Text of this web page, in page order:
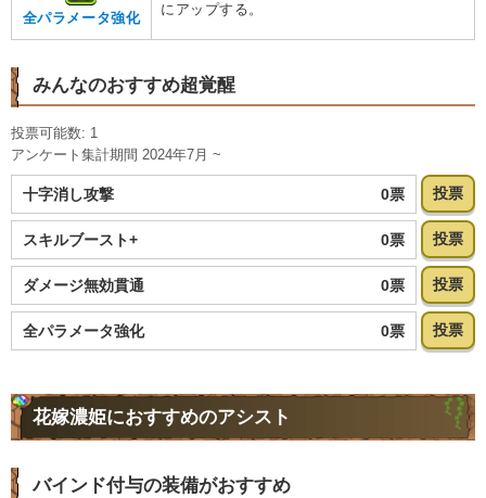
全パラメータ強化
にアップする。
みんなのおすすめ超覚醒
投票可能数: 1
アンケート集計期間 2024年7月 ~
十字消し攻撃 0票 投票
スキルブースト+ 0票 投票
ダメージ無効貫通 0票 投票
全パラメータ強化 0票 投票
花嫁濃姫におすすめのアシスト
バインド付与の装備がおすすめ